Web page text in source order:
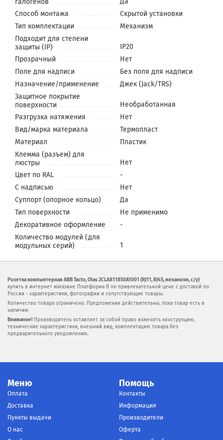
галогенов
Способ монтажа
Скрытой установки
Тип комплектации
Механизм
Подходит для степени
защиты (IP)
IP20
Прозрачный
Нет
Поле для надписи
Без поля для надписи
Назначение/применение
Джек (Jack/TRS)
Защитное покрытие
поверхности
Необработанная
Разгрузка натяжения
Нет
Вид/марка материала
Термопласт
Материал
Пластик
Клемма (разъем) для
люстры
Нет
Цвет по RAL
-
С надписью
Нет
Суппорт (опорное кольцо)
Да
Тип поверхности
Не применимо
Декоративное оформление
-
Количество модулей (для
модульных серий)
1
Розетка компьютерная ABB Tacto, Olas 2CLA811850A1001 (RJ11, RJ45, механизм, с/у)
купить в интернет магазине Платформа В по привлекательной цене с достакой по
России - характеристики, фотографии и сопутствующие товары.
Количество товара ограничено. Предложения действительны, пока товар есть в
наличии.
Внимание! Производитель оставляет за собой право изменять конструкцию,
технические характеристики, внешний вид, комплектацию товара без
предварительного уведомления.
Меню
Оплата
Доставка
Пункты выдачи
О нас
Помощь
Контакты
Информация
Производители
Оферта